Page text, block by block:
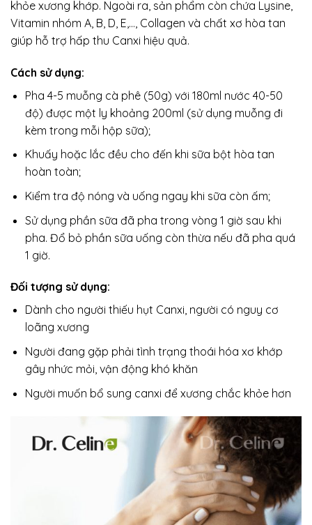
khỏe xương khớp. Ngoài ra, sản phẩm còn chứa Lysine,
Vitamin nhóm A, B, D, E,…, Collagen và chất xơ hòa tan
giúp hỗ trợ hấp thu Canxi hiệu quả.
Cách sử dụng:
Pha 4-5 muỗng cà phê (50g) với 180ml nước 40-50
độ) được một ly khoảng 200ml (sử dụng muỗng đi
kèm trong mỗi hộp sữa);
Khuấy hoặc lắc đều cho đến khi sữa bột hòa tan
hoàn toàn;
Kiểm tra độ nóng và uống ngay khi sữa còn ấm;
Sử dụng phần sữa đã pha trong vòng 1 giờ sau khi
pha. Đổ bỏ phần sữa uống còn thừa nếu đã pha quá
1 giờ.
Đối tượng sử dụng:
Dành cho người thiếu hụt Canxi, người có nguy cơ
loãng xương
Người đang gặp phải tình trạng thoái hóa xơ khớp
gây nhức mỏi, vận động khó khăn
Người muốn bổ sung canxi để xương chắc khỏe hơn